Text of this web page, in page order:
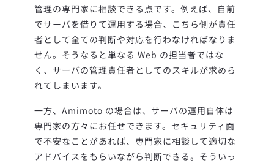
管理の専門家に相談できる点です。例えば、自前
でサーバを借りて運用する場合、こちら側が責任
者として全ての判断や対応を行わなければなりま
せん。そうなると単なる Web の担当者ではな
く、サーバの管理責任者としてのスキルが求めら
れてしまいます。
一方、Amimoto の場合は、サーバの運用自体は
専門家の方々にお任せできます。セキュリティ面
で不安なことがあれば、専門家に相談して適切な
アドバイスをもらいながら判断できる。そういっ